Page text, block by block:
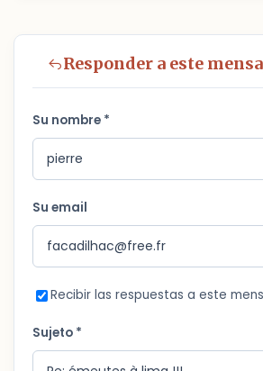
Responder a este
Su nombre *
Su email
Recibir las respuestas a este
Sujeto *